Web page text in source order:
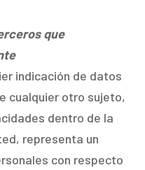
que
indicación de datos
cualquier otro sujeto,
dentro de la
representa un
con respecto